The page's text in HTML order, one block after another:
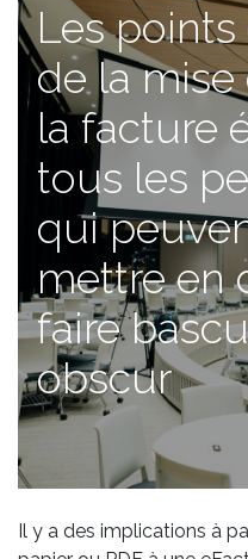
Les
de la
la facture
tous les
qui
mettre en
faire
obscur
Il y a des implications à